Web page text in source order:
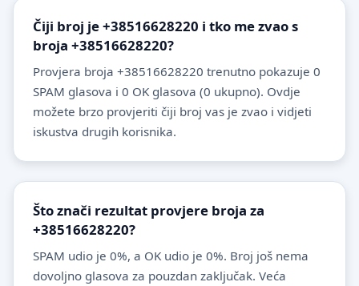
Čiji broj je +38516628220 i tko me zvao s
broja +38516628220?
Provjera broja +38516628220 trenutno pokazuje 0
SPAM glasova i 0 OK glasova (0 ukupno). Ovdje
možete brzo provjeriti čiji broj vas je zvao i vidjeti
iskustva drugih korisnika.
Što znači rezultat provjere broja za
+38516628220?
SPAM udio je 0%, a OK udio je 0%. Broj još nema
dovoljno glasova za pouzdan zaključak. Veća